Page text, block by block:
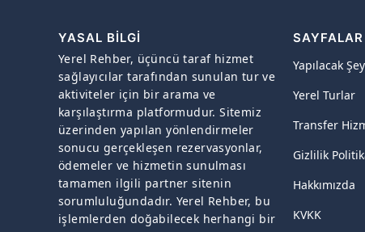
YASAL BILGI
Yerel Rehber, üçüncü taraf hizmet
sağlayıcılar tarafından sunulan tur ve
aktiviteler için bir arama ve
karşılaştırma platformudur. Sitemiz
üzerinden yapılan yönlendirmeler
sonucu gerçekleşen rezervasyonlar,
ödemeler ve hizmetin sunulması
tamamen ilgili partner sitenin
sorumluluğundadır. Yerel Rehber, bu
işlemlerden doğabilecek herhangi bir
SAYFALAR
Yapılacak
Yerel Turlar
Transfer
Gizlilik
Hakkımızda
KVKK